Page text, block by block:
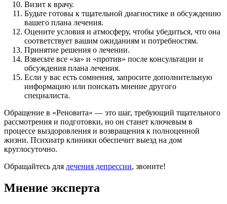
Визит к врачу.
Будьте готовы к тщательной диагностике и обсуждению
вашего плана лечения.
Оцените условия и атмосферу, чтобы убедиться, что она
соответствует вашим ожиданиям и потребностям.
Принятие решения о лечении.
Взвесьте все «за» и «против» после консультации и
обсуждения плана лечения.
Если у вас есть сомнения, запросите дополнительную
информацию или поискать мнение другого
специалиста.
Обращение в «Реновита» — это шаг, требующий тщательного
рассмотрения и подготовки, но он станет ключевым в
процессе выздоровления и возвращения к полноценной
жизни. Психиатр клиники обеспечит выезд на дом
круглосуточно.
Обращайтесь для лечения депрессии, звоните!
Мнение эксперта